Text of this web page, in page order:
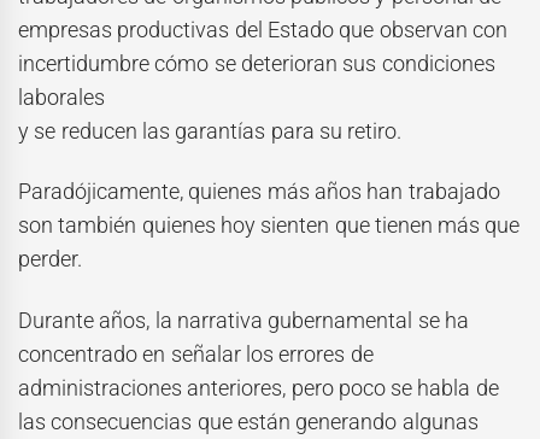
empresas productivas del Estado que observan con
incertidumbre cómo se deterioran sus condiciones
laborales
y se reducen las garantías para su retiro.
Paradójicamente, quienes más años han trabajado
son también quienes hoy sienten que tienen más que
perder.
Durante años, la narrativa gubernamental se ha
concentrado en señalar los errores de
administraciones anteriores, pero poco se habla de
las consecuencias que están generando algunas